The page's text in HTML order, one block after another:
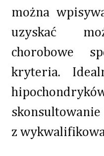
można
uzyskać
chorobowe
kryteria.
z